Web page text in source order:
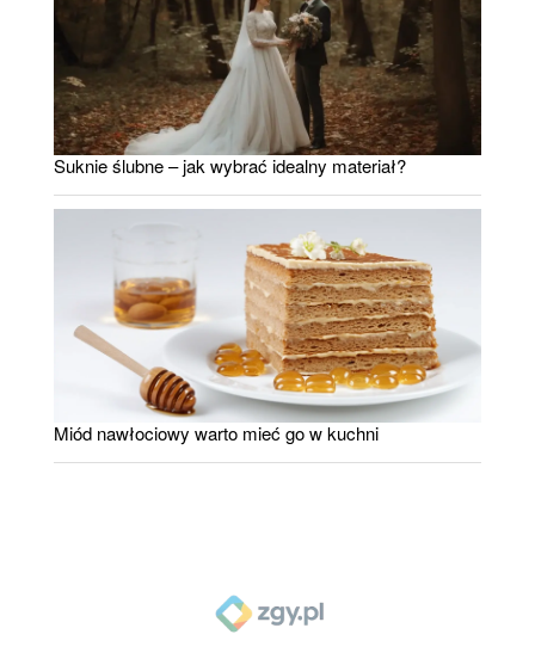
Suknie ślubne – jak wybrać idealny materiał?
Miód nawłociowy warto mieć go w kuchni